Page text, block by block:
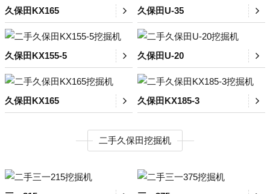
久保田KX165 久保田U-35
久保田KX155-5 久保田U-20
久保田KX165 久保田KX185-3
二手久保田挖掘机